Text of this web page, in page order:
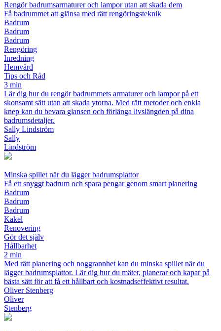
Rengör badrumsarmaturer och lampor utan att skada dem
Få badrummet att glänsa med rätt rengöringsteknik
Badrum
Badrum
Badrum
Rengöring
Inredning
Hemvård
Tips och Råd
3 min
Lär dig hur du rengör badrummets armaturer och lampor på ett
skonsamt sätt utan att skada ytorna. Med rätt metoder och enkla
knep kan du bevara glansen och förlänga livslängden på dina
badrumsdetaljer.
Sally Lindström
Sally
Lindström
Minska spillet när du lägger badrumsplattor
Få ett snyggt badrum och spara pengar genom smart planering
Badrum
Badrum
Badrum
Kakel
Renovering
Gör det själv
Hållbarhet
2 min
Med rätt planering och noggrannhet kan du minska spillet när du
lägger badrumsplattor. Lär dig hur du mäter, planerar och kapar på
bästa sätt för att få ett hållbart och kostnadseffektivt resultat.
Oliver Stenberg
Oliver
Stenberg